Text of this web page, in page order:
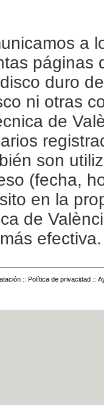
a
páginas
duro
ni otras
de
son
(fecha,
en la
de
efectiva.
:: Política de privacidad ::